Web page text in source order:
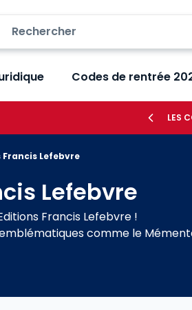
Codes de rentrée
LES
Francis Lefebvre
Lefebvre
Francis Lefebvre !
comme le